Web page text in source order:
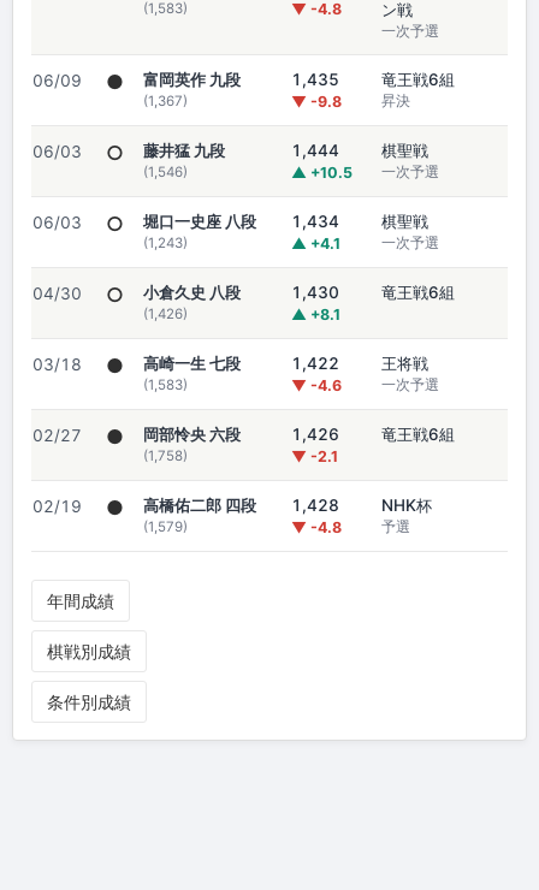
(1,583) ▼ -4.8
ン戦
一次予選
06/09 ● 富岡英作 九段
(1,367)
1,435
▼ -9.8
竜王戦6組
昇決
06/03 ○ 藤井猛 九段
(1,546)
1,444
▲ +10.5
棋聖戦
一次予選
06/03 ○ 堀口一史座 八段
(1,243)
1,434
▲ +4.1
棋聖戦
一次予選
04/30 ○ 小倉久史 八段
(1,426)
1,430
▲ +8.1
竜王戦6組
03/18 ● 高崎一生 七段
(1,583)
1,422
▼ -4.6
王将戦
一次予選
02/27 ● 岡部怜央 六段
(1,758)
1,426
▼ -2.1
竜王戦6組
02/19 ● 高橋佑二郎 四段
(1,579)
1,428
▼ -4.8
NHK杯
予選
年間成績
棋戦別成績
条件別成績